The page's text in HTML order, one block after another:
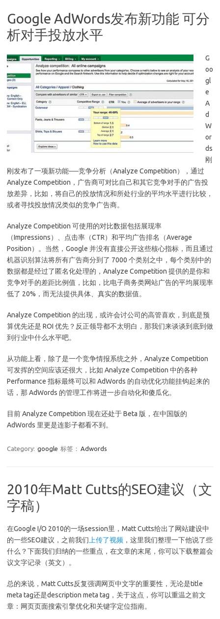
Google AdWords发布新功能 可分
析对手投放水平
G
oo
gl
e
A
d
W
or
ds
刚
刚发布了一项新功能──竞争分析（Analyze Competition），通过
Analyze Competition，广告商可对比自己和其它竞争对手的广告投
放差异，比如，将自己的投放情况和所处行业的平均水平进行比较，
或者寻找投放情况类似的竞争广告商。
Analyze Competition 可使用的对比数据包括展现率
（Impressions）、点击率（CTR）和平均广告排名（Average
Position）。当然，Google 并没有直接公开这些核心指标，而且通过
机器识别算法将所有广告商分到了 7000 个类别之中，每个类别中的
数据都是经过了匿名化处理的，Analyze Competition 提供的是你和
竞争对手的差距比例值，比如，比电子商务类网站广告的平均展现率
低了 20%，而无法提供具体、真实的数据值。
Analyze Competition 的出现，或许会讨公司的高管喜欢，到底是预
算优先还是 ROI 优先？反正领导都不太明白，那我们来谈谈到底到做
到行业中什么水平吧。
从功能上看，除了是一个竞争情报系统之外，Analyze Competition
可发挥的空间应该还很大，比如 Analyze Competition 中的各种
Performance 指标最终可以和 AdWords 的自动优化功能挂钩起来的
话，那 AdWords 的管理工作将进一步自动化和傻瓜化。
目前 Analyze Competition 现在还处于 Beta 版，在中国版的
AdWords 里更是连影子都看不到。
Category: google 标签： Adwords
2010年Matt Cutts的SEO建议（文
字稿）
在Google I/O 2010的一场session里，Matt Cutts给出了网站建设中
的一些SEO建议，之前我们 上传了视频 ，这里我们整理一下他说了些
什么？下面我们归纳的一些重点，在文章的末尾，你可以下载整篇会
议文字记录（英文）。
总的来说，Matt Cutts反复强调网页中文字的重要性，无论是title
meta tag还是description meta tag，关于这点，你可以重温之前文
章：网页页面搜索引擎优化和关键字定位指南。